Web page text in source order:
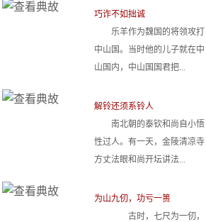
巧诈不如拙诚
乐羊作为魏国的将领攻打
中山国。当时他的儿子就在中
山国内，中山国国君把...
解铃还须系铃人
南北朝的泰钦和尚自小悟
性过人。有一天，金陵清凉寺
方丈法眼和尚开坛讲法...
为山九仞，功亏一篑
古时，七尺为一仞，